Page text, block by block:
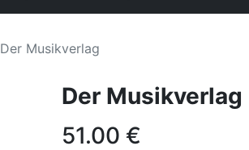
Der Musikverlag
Der Musikverlag
51.00 €